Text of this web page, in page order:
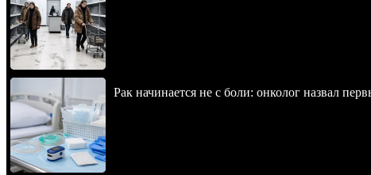
Рак начинается не с боли: онколог назвал